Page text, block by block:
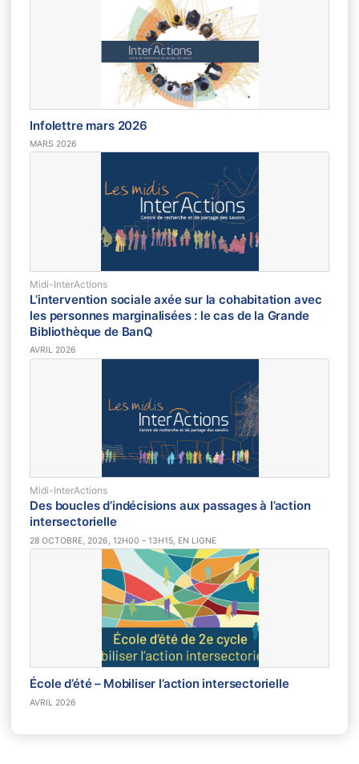
Infolettre mars 2026
MARS 2026
Midi-InterActions
L’intervention sociale axée sur la cohabitation avec
les personnes marginalisées : le cas de la Grande
Bibliothèque de BanQ
AVRIL 2026
Midi-InterActions
Des boucles d’indécisions aux passages à l’action
intersectorielle
28 OCTOBRE, 2026, 12H00 – 13H15, EN LIGNE
École d’été – Mobiliser l’action intersectorielle
AVRIL 2026